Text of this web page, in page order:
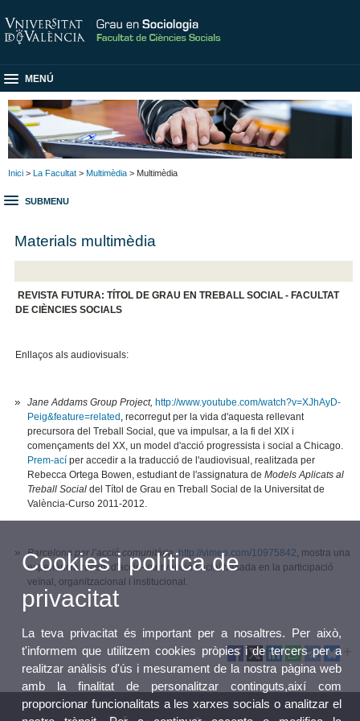
MENÚ
Inici > La Facultat > Multimèdia > Multimèdia
SUBMENU
Materials multimèdia
REVISTA FUTURA: TÍTOL DE GRAU EN TREBALL SOCIAL - FACULTAT
DE CIÈNCIES SOCIALS
Enllaços als audiovisuals:
Jane Addams Group Project, http://www.youtube.com/watch?v=XJhAyD-
Peig&feature=related ,recorregut per la vida d'aquesta rellevant
precursora del Treball Social, que va impulsar, a la fi del XIX i
començaments del XX, un model d'acció progressista i social a Chicago.
Prem-ací per accedir a la traducció de l'audiovisual, realitzada per
Rebecca Ortega Bowen, estudiant de l'assignatura deModels Aplicats al
Treball Social del Títol de Grau en Treball Social de la Universitat de
València-Curso 2011-2012.
Barcelona per l’acció comunitària,http://vimeo.com/10975842, mostra una
experiència recent d'acció-intervenció social basada en la participació
veïnal, organitzacional i institucional.
Cookies i política de
privacitat
La teva privacitat és important per a nosaltres. Per això,
t'informem que utilitzem cookies pròpies i de tercers per a
realitzar anàlisis d'ús i mesurament de la nostra pàgina web
amb la finalitat de personalitzar continguts,així com
proporcionar funcionalitats a les xarxes socials o analitzar el